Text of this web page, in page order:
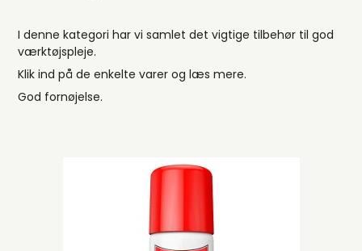
I denne kategori har vi samlet det vigtige tilbehør til god
værktøjspleje.
Klik ind på de enkelte varer og læs mere.
God fornøjelse.